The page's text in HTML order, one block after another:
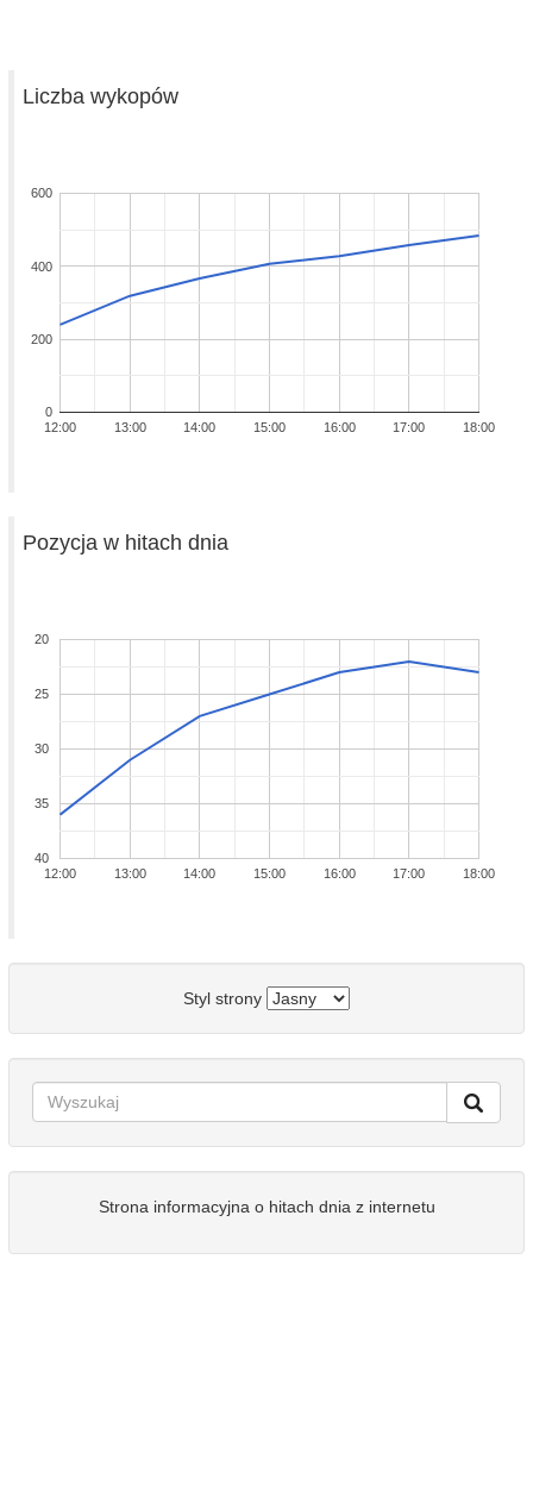
Liczba wykopów
12:00 13:00 14:00 15:00 16:00 17:00 18:00
0
200
400
600
Pozycja w hitach dnia
12:00 13:00 14:00 15:00 16:00 17:00 18:00
20
25
30
35
40
Styl strony
Strona informacyjna o hitach dnia z internetu